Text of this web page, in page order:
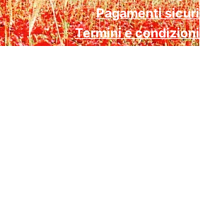
Pagamenti sicuri
Termini e condizioni